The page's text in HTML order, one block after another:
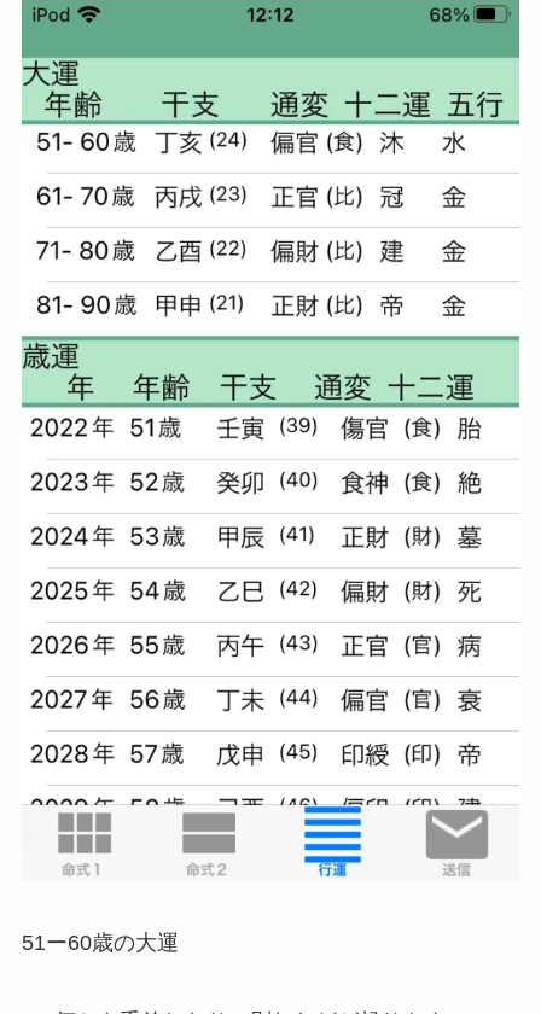
51ー60歳の大運